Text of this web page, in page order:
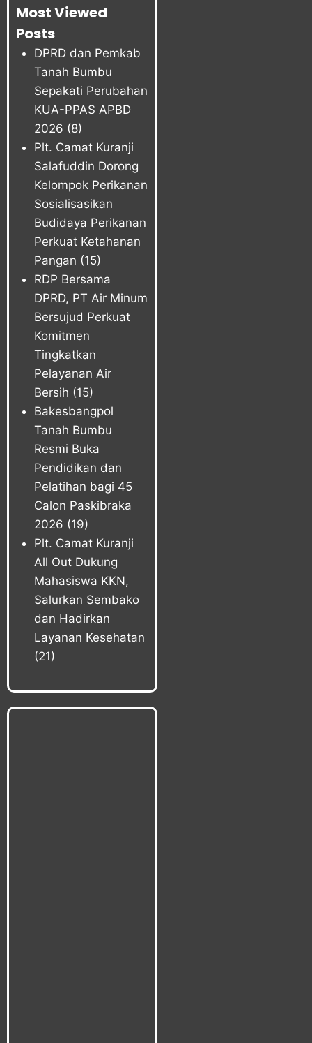
Most Viewed
Posts
DPRD dan Pemkab
Tanah Bumbu
Sepakati Perubahan
KUA-PPAS APBD
2026 (8)
Plt. Camat Kuranji
Salafuddin Dorong
Kelompok Perikanan
Sosialisasikan
Budidaya Perikanan
Perkuat Ketahanan
Pangan (15)
RDP Bersama
DPRD, PT Air Minum
Bersujud Perkuat
Komitmen
Tingkatkan
Pelayanan Air
Bersih (15)
Bakesbangpol
Tanah Bumbu
Resmi Buka
Pendidikan dan
Pelatihan bagi 45
Calon Paskibraka
2026 (19)
Plt. Camat Kuranji
All Out Dukung
Mahasiswa KKN,
Salurkan Sembako
dan Hadirkan
Layanan Kesehatan
(21)